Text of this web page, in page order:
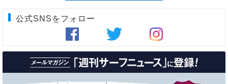
公式SNSをフォロー